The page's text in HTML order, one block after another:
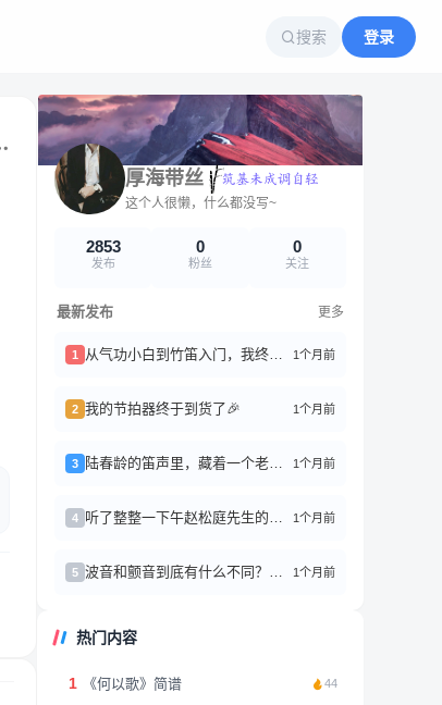
搜索 登录
厚海带丝
这个人很懒，什么都没写~
2853
发布
0
粉丝
0
关注
最新发布 更多
1 从气功小白到竹笛入门，我终于搞懂了“丹田”是啥 1个月前
2 我的节拍器终于到货了🎉 1个月前
3 陆春龄的笛声里，藏着一个老上海 1个月前
4 听了整整一下午赵松庭先生的笛子作品，心情久久不能平复 1个月前
5 波音和颤音到底有什么不同？别再傻傻分不清了 1个月前
热门内容
1 《何以歌》简谱 44